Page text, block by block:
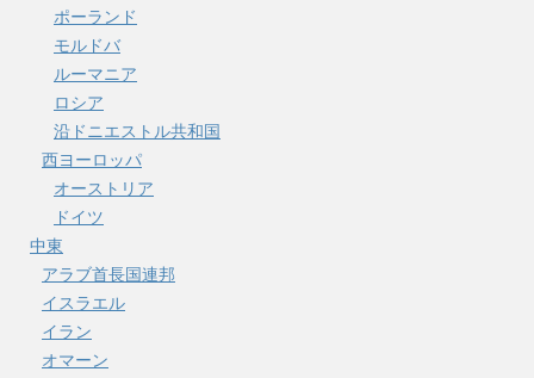
ポーランド
モルドバ
ルーマニア
ロシア
沿ドニエストル共和国
西ヨーロッパ
オーストリア
ドイツ
中東
アラブ首長国連邦
イスラエル
イラン
オマーン